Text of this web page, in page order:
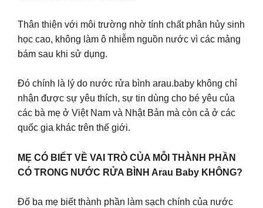
Thân thiện với môi trường nhờ tính chất phân hủy sinh
học cao, không làm ô nhiễm nguồn nước vì các mảng
bám sau khi sử dụng.
Đó chính là lý do nước rửa bình arau.baby không chỉ
nhận được sự yêu thích, sự tin dùng cho bé yêu của
các bà mẹ ở Việt Nam và Nhật Bản mà còn cả ở các
quốc gia khác trên thế giới.
MẸ CÓ BIẾT VỀ VAI TRÒ CỦA MỖI THÀNH PHẦN
CÓ TRONG NƯỚC RỬA BÌNH Arau Baby KHÔNG?
Đố ba mẹ biết thành phần làm sạch chính của nước